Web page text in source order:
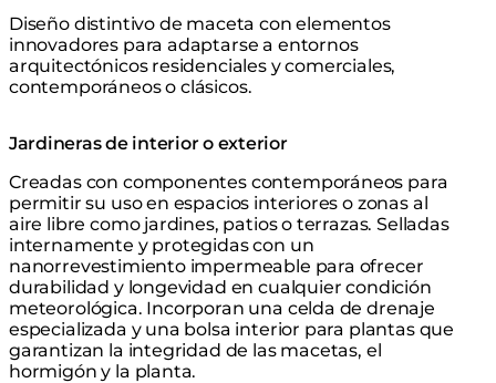
Diseño distintivo de maceta con elementos
innovadores para adaptarse a entornos
arquitectónicos residenciales y comerciales,
contemporáneos o clásicos.
Jardineras de interior o exterior
Creadas con componentes contemporáneos para
permitir su uso en espacios interiores o zonas al
aire libre como jardines, patios o terrazas. Selladas
internamente y protegidas con un
nanorrevestimiento impermeable para ofrecer
durabilidad y longevidad en cualquier condición
meteorológica. Incorporan una celda de drenaje
especializada y una bolsa interior para plantas que
garantizan la integridad de las macetas, el
hormigón y la planta.